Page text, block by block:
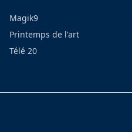
Magik9
Printemps de l'art
Télé 20